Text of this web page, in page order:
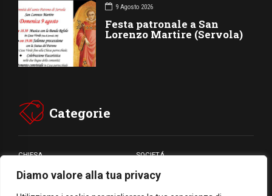
Diamo valore alla tua privacy
9 Agosto 2026
Festa patronale a San
Lorenzo Martire (Servola)
Categorie
CHIESA SOCIETÁ
CARITÁ GIUBILEO